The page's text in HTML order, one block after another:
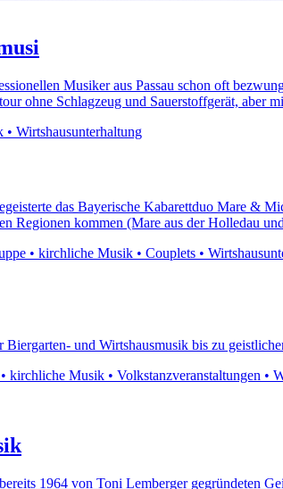
Musiker aus Passau schon oft
ohne Schlagzeug und Sauerstoffgerät, aber
• Wirtshausunterhaltung
das Bayerische Kabarettduo Mare &
Regionen kommen (Mare aus der Holledau
• kirchliche Musik • Couplets •
und Wirtshausmusik bis zu
kirchliche Musik • Volkstanzveranstaltungen •
1964 von Toni Lemberger gegründeten